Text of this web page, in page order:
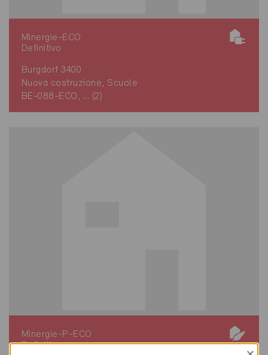
Minergie-ECO
Definitivo
Burgdorf 3400
Nuova costruzione, Scuole
BE-088-ECO, ... (2)
Minergie-P-ECO
Definitivo